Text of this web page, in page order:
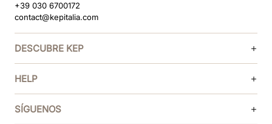
+39 030 6700172
contact@kepitalia.com
DESCUBRE KEP
HELP
SÍGUENOS